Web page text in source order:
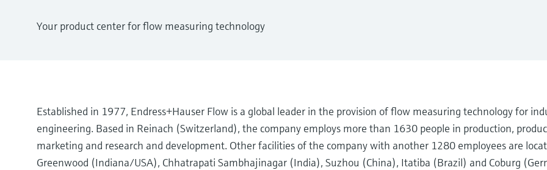
Your product center for flow measuring technology
Established in 1977, Endress+Hauser Flow is a global leader in the provision of flow measuring technology for
engineering. Based in Reinach (Switzerland), the company employs more than 1630 people in production,
marketing and research and development. Other facilities of the company with another 1280 employees are
Greenwood (Indiana/USA), Chhatrapati Sambhajinagar (India), Suzhou (China), Itatiba (Brazil) and Coburg